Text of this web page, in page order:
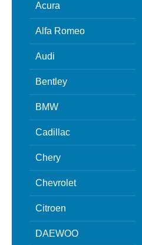
Acura
Alfa Romeo
Audi
Bentley
BMW
Cadillac
Chery
Chevrolet
Citroen
DAEWOO